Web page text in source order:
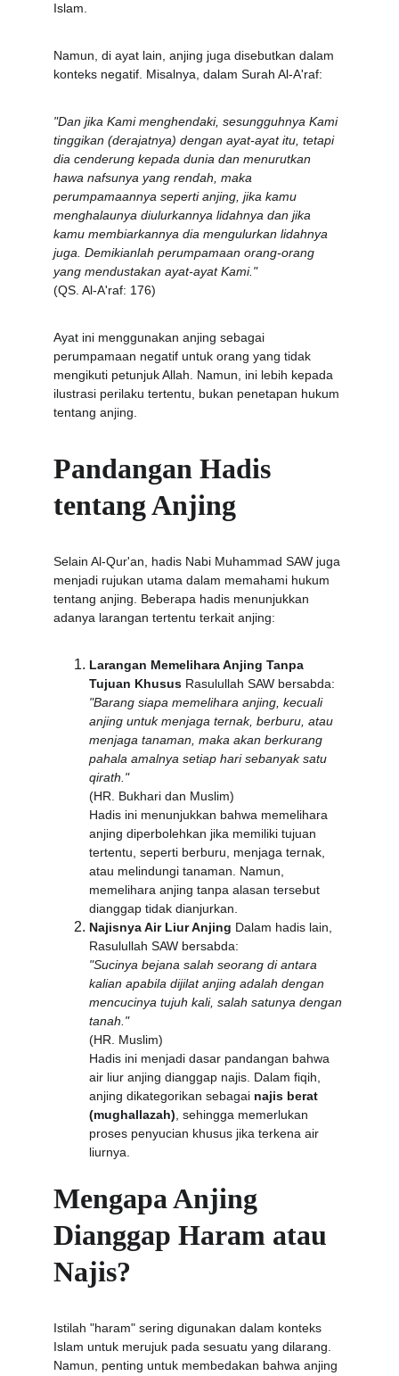
Islam.
Namun, di ayat lain, anjing juga disebutkan dalam
konteks negatif. Misalnya, dalam Surah Al-A'raf:
"Dan jika Kami menghendaki, sesungguhnya Kami
tinggikan (derajatnya) dengan ayat-ayat itu, tetapi
dia cenderung kepada dunia dan menurutkan
hawa nafsunya yang rendah, maka
perumpamaannya seperti anjing, jika kamu
menghalaunya diulurkannya lidahnya dan jika
kamu membiarkannya dia mengulurkan lidahnya
juga. Demikianlah perumpamaan orang-orang
yang mendustakan ayat-ayat Kami."
(QS. Al-A'raf: 176)
Ayat ini menggunakan anjing sebagai
perumpamaan negatif untuk orang yang tidak
mengikuti petunjuk Allah. Namun, ini lebih kepada
ilustrasi perilaku tertentu, bukan penetapan hukum
tentang anjing.
Pandangan Hadis
tentang Anjing
Selain Al-Qur'an, hadis Nabi Muhammad SAW juga
menjadi rujukan utama dalam memahami hukum
tentang anjing. Beberapa hadis menunjukkan
adanya larangan tertentu terkait anjing:
Larangan Memelihara Anjing Tanpa
Tujuan Khusus Rasulullah SAW bersabda:
"Barang siapa memelihara anjing, kecuali
anjing untuk menjaga ternak, berburu, atau
menjaga tanaman, maka akan berkurang
pahala amalnya setiap hari sebanyak satu
qirath."
(HR. Bukhari dan Muslim)
Hadis ini menunjukkan bahwa memelihara
anjing diperbolehkan jika memiliki tujuan
tertentu, seperti berburu, menjaga ternak,
atau melindungi tanaman. Namun,
memelihara anjing tanpa alasan tersebut
dianggap tidak dianjurkan.
Najisnya Air Liur Anjing Dalam hadis lain,
Rasulullah SAW bersabda:
"Sucinya bejana salah seorang di antara
kalian apabila dijilat anjing adalah dengan
mencucinya tujuh kali, salah satunya dengan
tanah."
(HR. Muslim)
Hadis ini menjadi dasar pandangan bahwa
air liur anjing dianggap najis. Dalam fiqih,
anjing dikategorikan sebagai najis berat
(mughallazah) , sehingga memerlukan
proses penyucian khusus jika terkena air
liurnya.
Mengapa Anjing
Dianggap Haram atau
Najis?
Istilah "haram" sering digunakan dalam konteks
Islam untuk merujuk pada sesuatu yang dilarang.
Namun, penting untuk membedakan bahwa anjing